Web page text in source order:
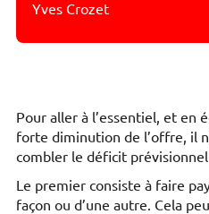
Yves Crozet
Pour aller à l’essentiel, et en
forte diminution de l’offre, il
combler le déficit
Le premier consiste à faire
façon ou d’une autre. Cela